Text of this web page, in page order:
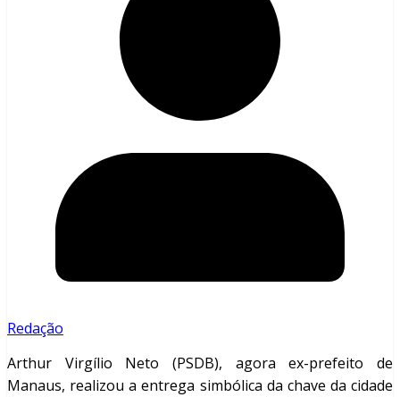
Redação
Arthur Virgílio Neto (PSDB), agora ex-prefeito de
Manaus, realizou a entrega simbólica da chave da cidade